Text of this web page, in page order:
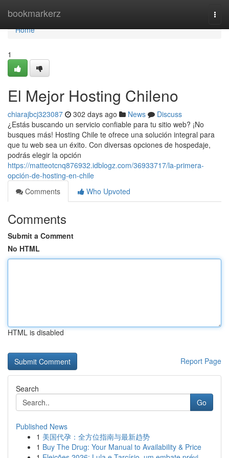
bookmarkerz
Home
Home
1
El Mejor Hosting Chileno
chiarajbcj323087 302 days ago News
Discuss
¿Estás buscando un servicio confiable para tu sitio web? ¡No
busques más! Hosting Chile te ofrece una solución integral para
que tu web sea un éxito. Con diversas opciones de hospedaje,
podrás elegir la opción
https://matteotcnq876932.idblogz.com/36933717/la-primera-
opción-de-hosting-en-chile
Comments
Who Upvoted
Comments
Submit a Comment
No HTML
HTML is disabled
Report Page
Search
Go
Published News
1 美国代孕：全方位指南与最新趋势
1 Buy The Drug: Your Manual to Availability & Price